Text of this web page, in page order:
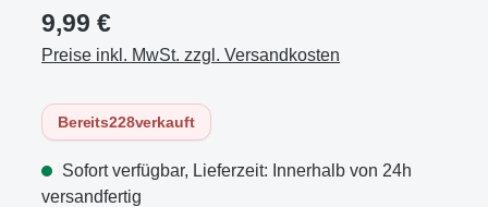
9,99 €
Preise inkl. MwSt. zzgl. Versandkosten
Bereits228verkauft
Sofort verfügbar, Lieferzeit: Innerhalb von 24h
versandfertig